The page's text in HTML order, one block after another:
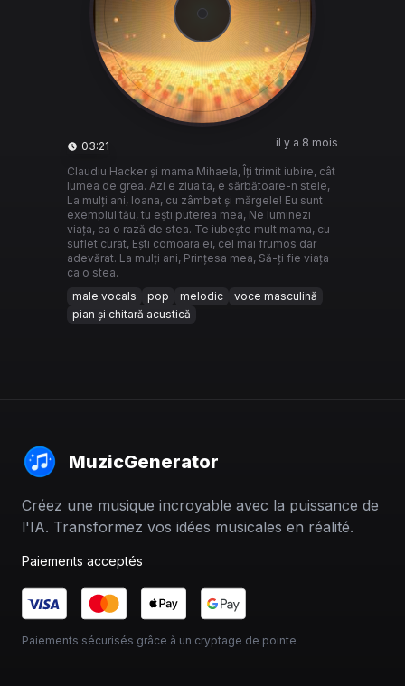
03:21 il y a 8 mois
Claudiu Hacker și mama Mihaela, Îți trimit iubire, cât
lumea de grea. Azi e ziua ta, e sărbătoare-n stele,
La mulți ani, Ioana, cu zâmbet și mărgele! Eu sunt
exemplul tău, tu ești puterea mea, Ne luminezi
viața, ca o rază de stea. Te iubește mult mama, cu
suflet curat, Ești comoara ei, cel mai frumos dar
adevărat. La mulți ani, Prințesa mea, Să-ți fie viața
ca o stea.
male vocals
pop melodic
voce masculină
pian și chitară acustică
MuzicGenerator
Créez une musique incroyable avec la puissance de
l'IA. Transformez vos idées musicales en réalité.
Paiements acceptés
Paiements sécurisés grâce à un cryptage de pointe